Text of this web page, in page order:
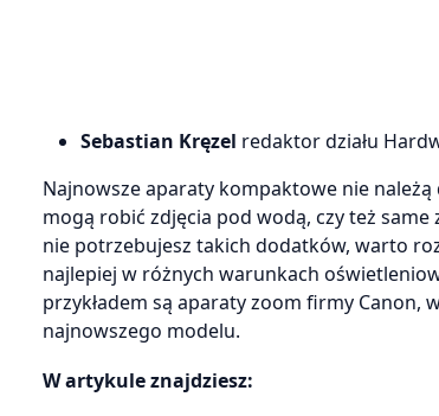
Sebastian Kręzel redaktor działu
Najnowsze aparaty kompaktowe nie
mogą robić zdjęcia pod wodą, czy też
nie potrzebujesz takich dodatków, warto
najlepiej w różnych warunkach
przykładem są aparaty zoom firmy
najnowszego modelu.
W artykule znajdziesz: